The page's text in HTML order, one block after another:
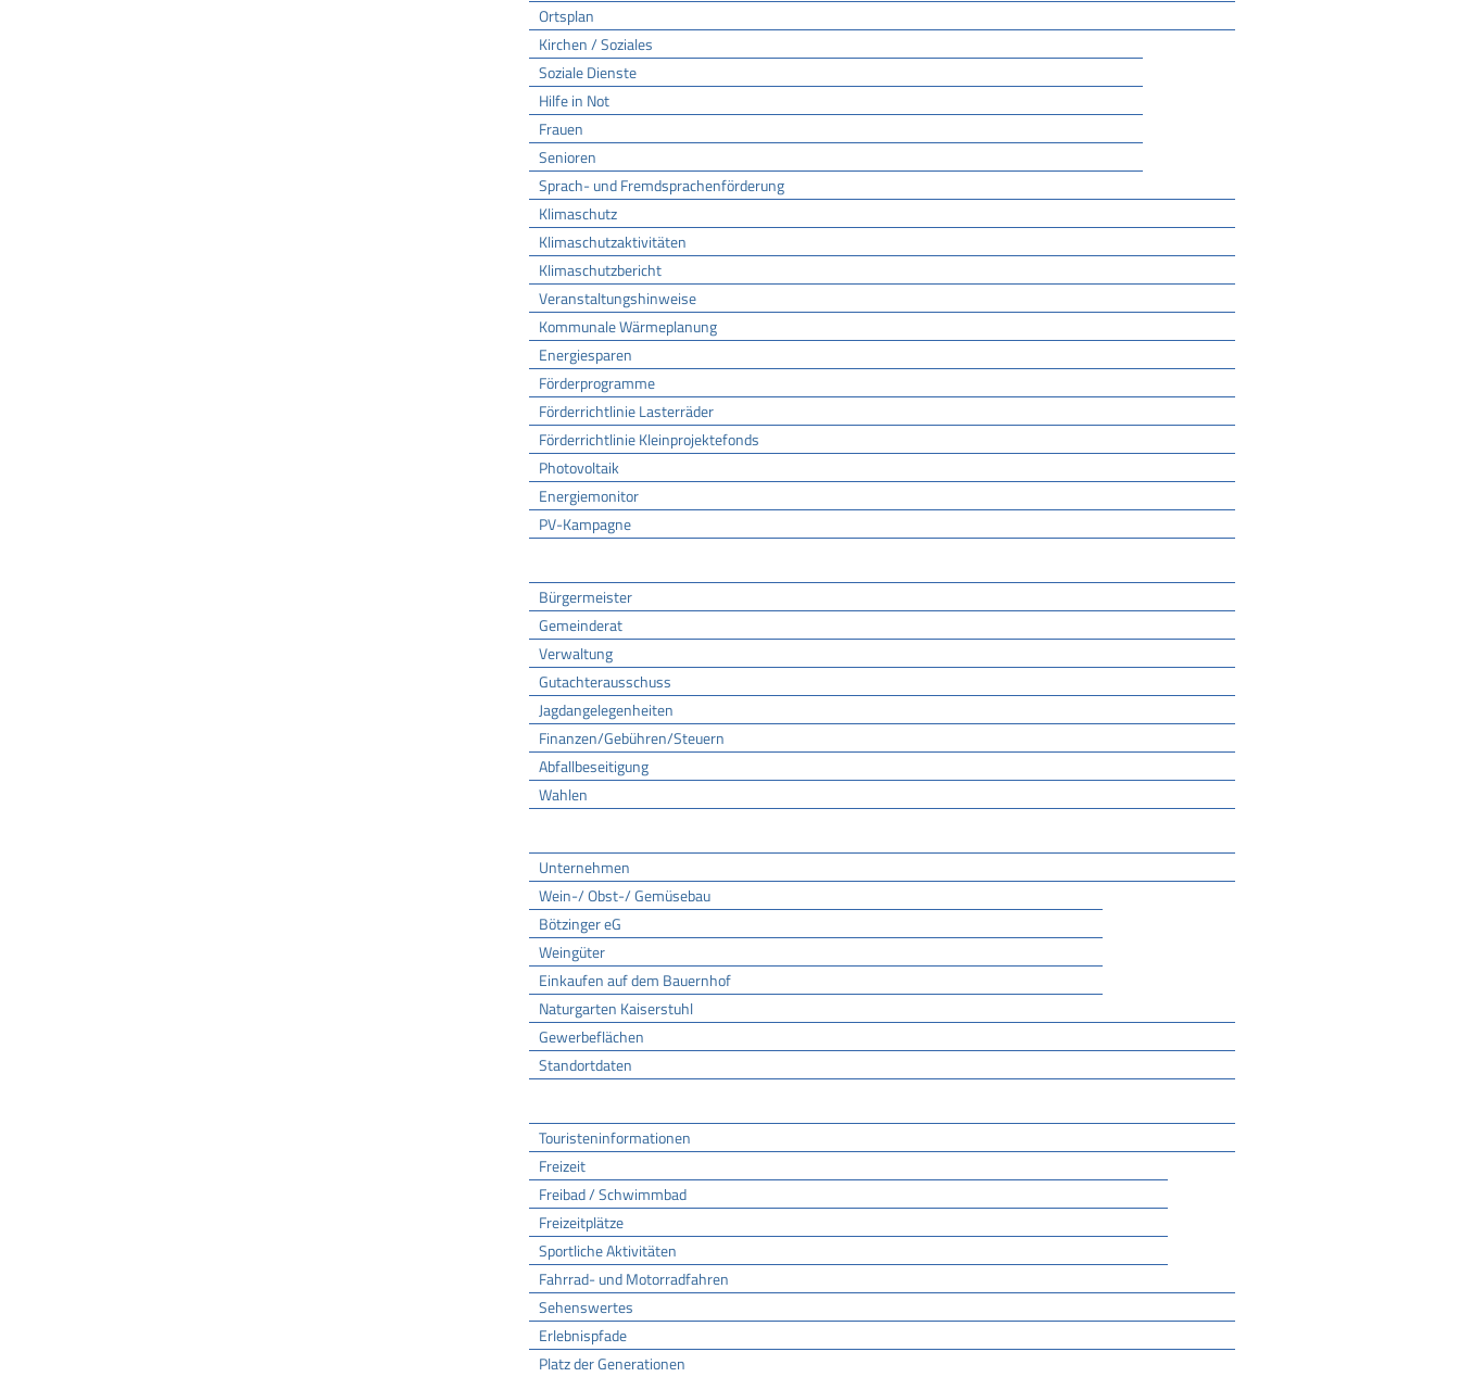
Ortsplan
Kirchen / Soziales
Soziale Dienste
Hilfe in Not
Frauen
Senioren
Sprach- und Fremdsprachenförderung
Klimaschutz
Klimaschutzaktivitäten
Klimaschutzbericht
Veranstaltungshinweise
Kommunale Wärmeplanung
Energiesparen
Förderprogramme
Förderrichtlinie Lasterräder
Förderrichtlinie Kleinprojektefonds
Photovoltaik
Energiemonitor
PV-Kampagne
Bürgermeister
Gemeinderat
Verwaltung
Gutachterausschuss
Jagdangelegenheiten
Finanzen/Gebühren/Steuern
Abfallbeseitigung
Wahlen
Unternehmen
Wein-/ Obst-/ Gemüsebau
Bötzinger eG
Weingüter
Einkaufen auf dem Bauernhof
Naturgarten Kaiserstuhl
Gewerbeflächen
Standortdaten
Touristeninformationen
Freizeit
Freibad / Schwimmbad
Freizeitplätze
Sportliche Aktivitäten
Fahrrad- und Motorradfahren
Sehenswertes
Erlebnispfade
Platz der Generationen